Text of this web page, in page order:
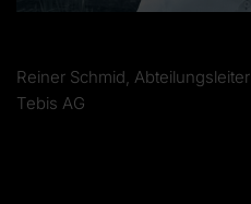
Reiner Schmid,
Tebis AG